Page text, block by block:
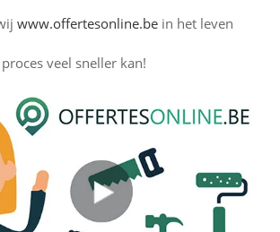
www.offertesonline.be in het leven
veel sneller kan!